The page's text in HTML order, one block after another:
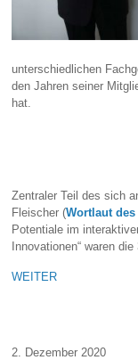
unterschiedlichen
den Jahren seiner
hat.
Zentraler Teil des sich
Fleischer (Wortlaut
Potentiale im
Innovationen“ waren
WEITER
2. Dezember 2020